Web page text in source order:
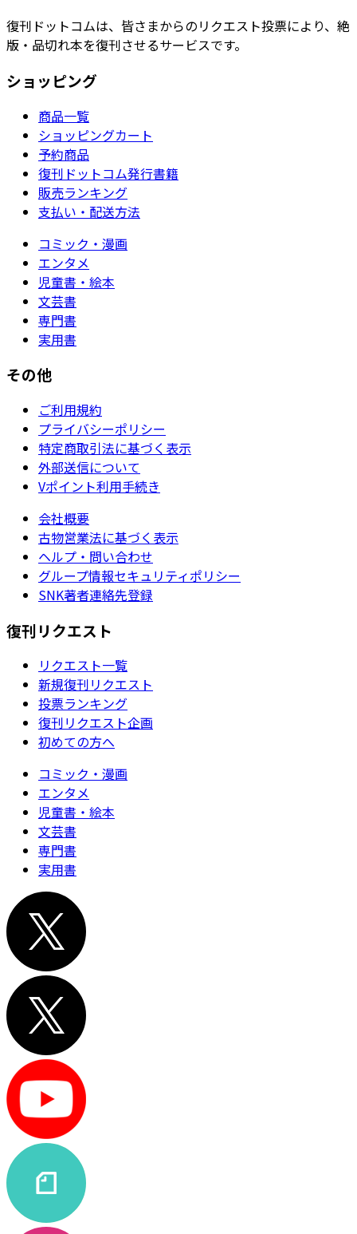
復刊ドットコムは、皆さまからのリクエスト投票により、絶
版・品切れ本を復刊させるサービスです。
ショッピング
商品一覧
ショッピングカート
予約商品
復刊ドットコム発行書籍
販売ランキング
支払い・配送方法
コミック・漫画
エンタメ
児童書・絵本
文芸書
専門書
実用書
その他
ご利用規約
プライバシーポリシー
特定商取引法に基づく表示
外部送信について
Vポイント利用手続き
会社概要
古物営業法に基づく表示
ヘルプ・問い合わせ
グループ情報セキュリティポリシー
SNK著者連絡先登録
復刊リクエスト
リクエスト一覧
新規復刊リクエスト
投票ランキング
復刊リクエスト企画
初めての方へ
コミック・漫画
エンタメ
児童書・絵本
文芸書
専門書
実用書